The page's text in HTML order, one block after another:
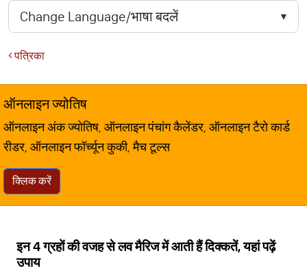
पत्रिका
ऑनलाइन ज्योतिष
ऑनलाइन अंक ज्योतिष, ऑनलाइन पंचांग कैलेंडर, ऑनलाइन टैरो कार्ड
रीडर, ऑनलाइन फॉर्च्यून कुकी, मैच टूल्स
क्लिक करें
इन 4 ग्रहों की वजह से लव मैरिज में आती हैं दिक्कतें, यहां पढ़ें
उपाय